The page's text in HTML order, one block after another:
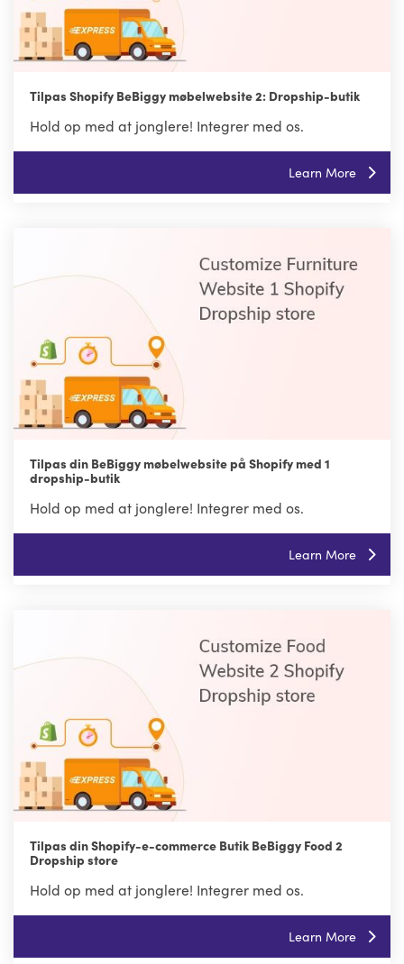
Tilpas Shopify BeBiggy møbelwebsite 2: Dropship-butik
Hold op med at jonglere! Integrer med os.
Learn More
Tilpas din BeBiggy møbelwebsite på Shopify med 1
dropship-butik
Hold op med at jonglere! Integrer med os.
Learn More
Tilpas din Shopify-e-commerce Butik BeBiggy Food 2
Dropship store
Hold op med at jonglere! Integrer med os.
Learn More